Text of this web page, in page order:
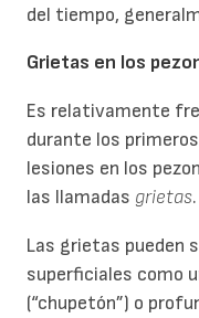
del tiempo,
Grietas en los
Es relativamente
durante los
lesiones en los
las llamadas grietas.
Las grietas pueden
superficiales como
(“chupetón”) o